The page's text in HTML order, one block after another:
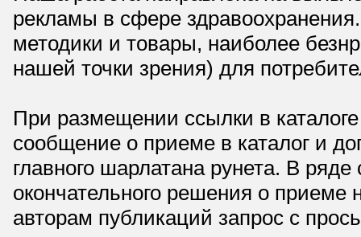
рекламы в сфере
методики и товары, наиболее
нашей точки зрения) для
При размещении ссылки в
сообщение о приеме в каталог и
главного шарлатана рунета. В
окончательного решения о приеме
авторам публикаций запрос с